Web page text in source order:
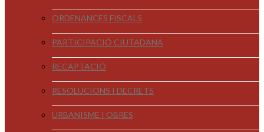
ORDENANCES FISCALS
PARTICIPACIÓ CIUTADANA
RECAPTACIÓ
RESOLUCIONS I DECRETS
URBANISME I OBRES